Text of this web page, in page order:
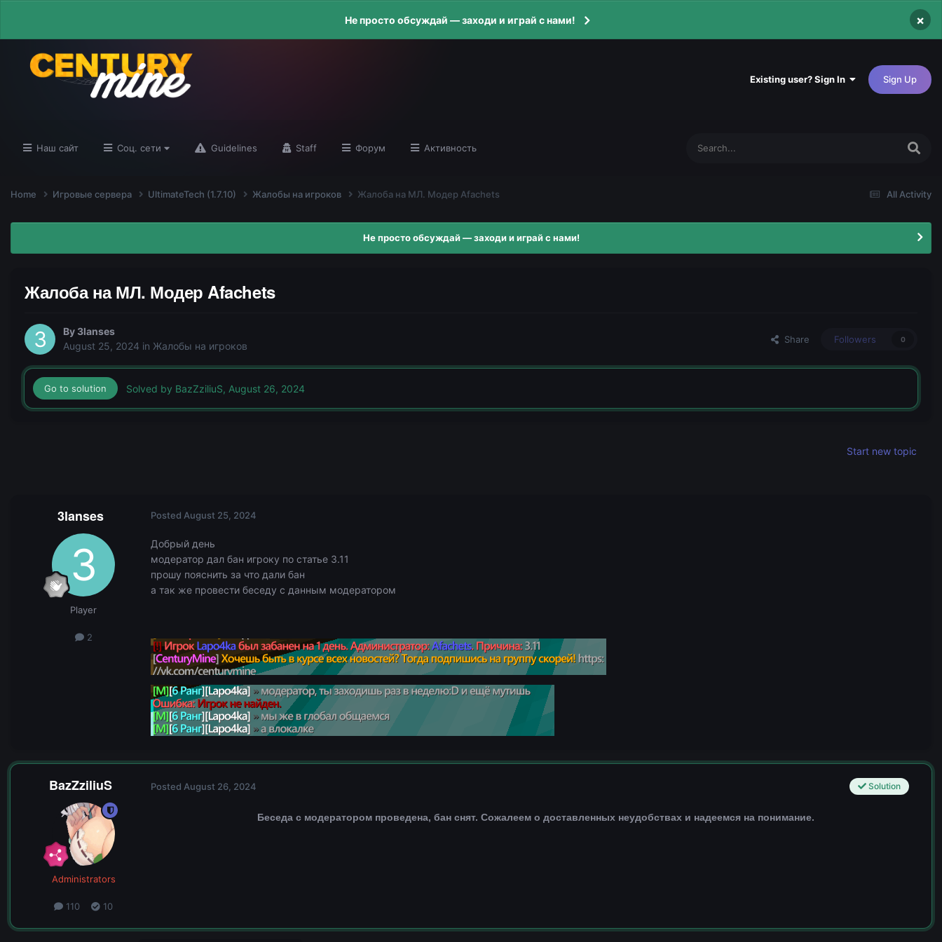
Не просто обсуждай — заходи и играй с нами! ×
Existing user? Sign In Sign Up
Наш сайт Соц. сети Guidelines Staff Форум Активность
All Activity
Home Игровые сервера UltimateTech (1.7.10) Жалобы на игроков Жалоба на МЛ. Модер Afachets
Не просто обсуждай — заходи и играй с нами!
Жалоба на МЛ. Модер Afachets
By 3lanses
August 25, 2024 in Жалобы на игроков
Share Followers 0
Go to solution Solved by BazZziliuS, August 26, 2024
Start new topic
3lanses
Player
2
Posted August 25, 2024
Добрый день
модератор дал бан игроку по статье 3.11
прошу пояснить за что дали бан
а так же провести беседу с данным модератором
BazZziliuS
Administrators
110 10
Solution
Posted August 26, 2024
Беседа с модератором проведена, бан снят. Сожалеем о доставленных неудобствах и надеемся на понимание.